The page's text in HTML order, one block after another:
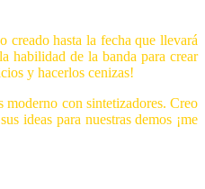
hasta la fecha que llevará
habilidad de la banda para crear
y hacerlos cenizas!
con sintetizadores. Creo
ideas para nuestras demos ¡me